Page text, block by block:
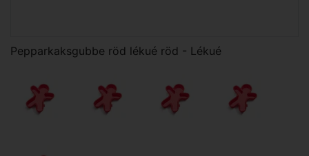
Pepparkaksgubbe röd lékué röd - Lékué